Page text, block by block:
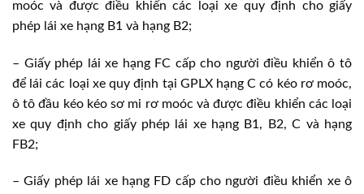
moóc và được điều khiển các loại xe quy định cho giấy
phép lái xe hạng B1 và hạng B2;
– Giấy phép lái xe hạng FC cấp cho người điều khiển ô tô
để lái các loại xe quy định tại GPLX hạng C có kéo rơ moóc,
ô tô đầu kéo kéo sơ mi rơ moóc và được điều khiển các loại
xe quy định cho giấy phép lái xe hạng B1, B2, C và hạng
FB2;
– Giấy phép lái xe hạng FD cấp cho người điều khiển xe ô